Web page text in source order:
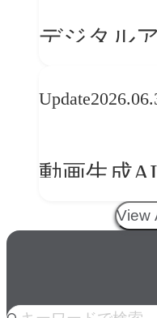
デジタル
ークフロ
Update
動画生成
する？映
View
人